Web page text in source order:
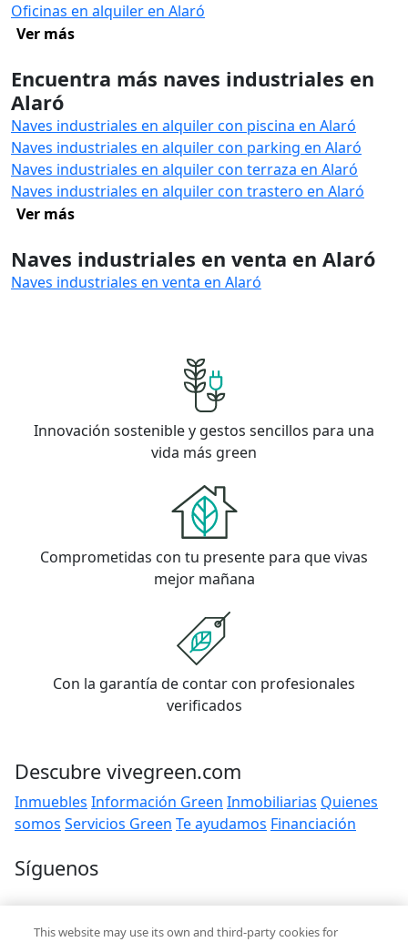
Oficinas en alquiler en Alaró
Ver más
Encuentra más naves industriales en
Alaró
Naves industriales en alquiler con piscina en Alaró
Naves industriales en alquiler con parking en Alaró
Naves industriales en alquiler con terraza en Alaró
Naves industriales en alquiler con trastero en Alaró
Ver más
Naves industriales en venta en Alaró
Naves industriales en venta en Alaró
Innovación sostenible y gestos sencillos para una
vida más green
Comprometidas con tu presente para que vivas
mejor mañana
Con la garantía de contar con profesionales
verificados
Descubre vivegreen.com
Inmuebles Información Green Inmobiliarias Quienes
somos Servicios Green Te ayudamos Financiación
Síguenos
Contacto
This website may use its own and third-party cookies for